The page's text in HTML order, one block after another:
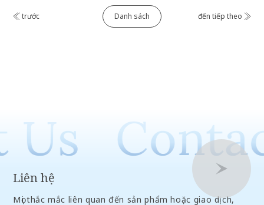
trước Danh sách đến tiếp theo
Liên hệ
Mọi thắc mắc liên quan đến sản phẩm hoặc giao dịch,